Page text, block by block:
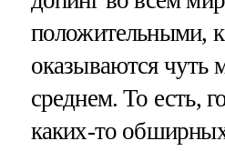
положительными,
оказываются чуть
среднем. То есть,
каких-то